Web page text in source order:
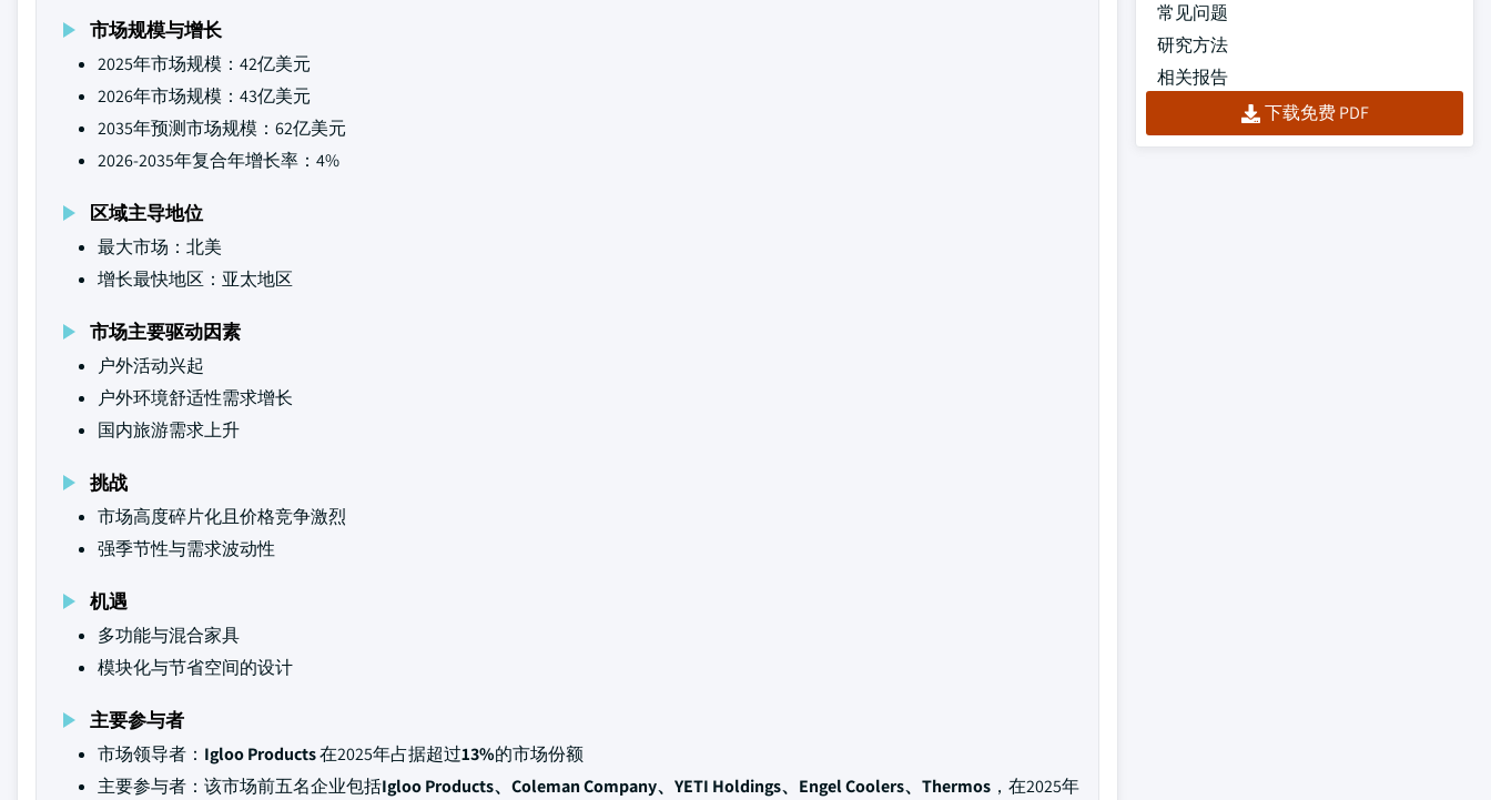
市场规模与增长
2025年市场规模：42亿美元
2026年市场规模：43亿美元
2035年预测市场规模：62亿美元
2026-2035年复合年增长率：4%
区域主导地位
最大市场：北美
增长最快地区：亚太地区
市场主要驱动因素
户外活动兴起
户外环境舒适性需求增长
国内旅游需求上升
挑战
市场高度碎片化且价格竞争激烈
强季节性与需求波动性
机遇
多功能与混合家具
模块化与节省空间的设计
主要参与者
市场领导者： Igloo Products在2025年占据超过13%的市场份额
主要参与者：该市场前五名企业包括Igloo Products、Coleman Company、YETI Holdings、Engel Coolers、Thermos ，在2025年
常见问题
研究方法
相关报告
下载免费 PDF